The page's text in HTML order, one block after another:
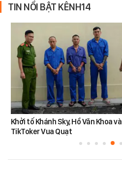
TIN NỔI BẬT KÊNH14
Khởi tố Khánh Sky, Hồ Văn Khoa và
TikToker Vua Quạt